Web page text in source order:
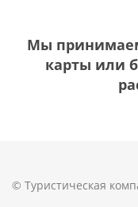
Мы
карты или
© Туристическая